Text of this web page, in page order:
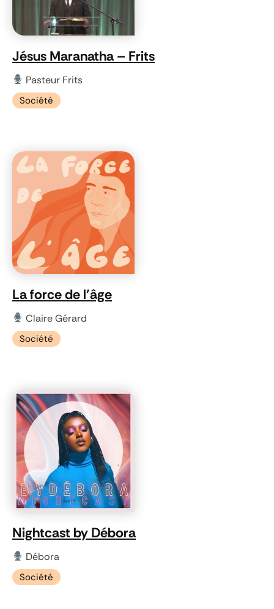
Jésus Maranatha – Frits
Pasteur Frits
Société
La force de l’âge
Claire Gérard
Société
Nightcast by Débora
Débora
Société